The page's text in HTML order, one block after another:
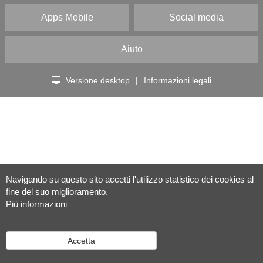
Navigando su questo sito accetti l'utilizzo statistico dei cookies al
fine del suo miglioramento.
Più informazioni
Accetta
Apps Mobile Social media
Aiuto
Versione desktop | Informazioni legali